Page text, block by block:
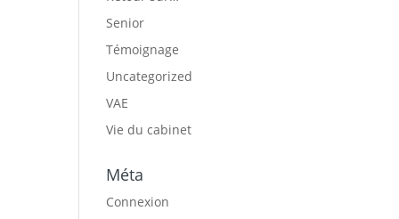
Senior
Témoignage
Uncategorized
VAE
Vie du cabinet
Méta
Connexion